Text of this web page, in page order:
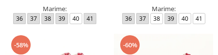
Marime:
36 37 38 39 40 41
Marime:
36 37 38 39 40 41
-58% -60%